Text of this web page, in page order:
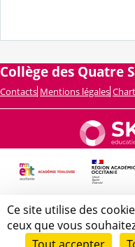
Collège des Quatre
Contacts Mentions légales
Ce site utilise des
ceux que vous